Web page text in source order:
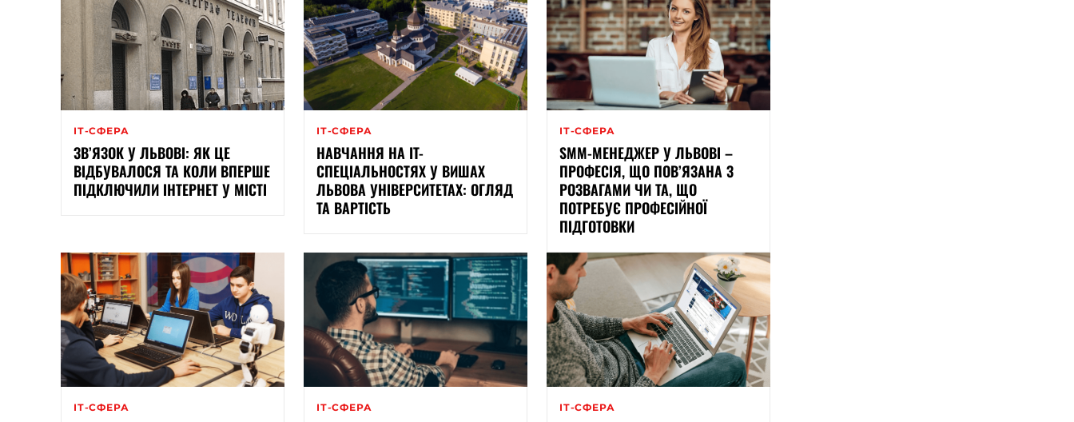
ІТ-СФЕРА
ЗВ’ЯЗОК У ЛЬВОВІ: ЯК ЦЕ
ВІДБУВАЛОСЯ ТА КОЛИ ВПЕРШЕ
ПІДКЛЮЧИЛИ ІНТЕРНЕТ У МІСТІ
ІТ-СФЕРА
НАВЧАННЯ НА IT-
СПЕЦІАЛЬНОСТЯХ У ВИШАХ
ЛЬВОВА УНІВЕРСИТЕТАХ: ОГЛЯД
ТА ВАРТІСТЬ
ІТ-СФЕРА
SMM-МЕНЕДЖЕР У ЛЬВОВІ –
ПРОФЕСІЯ, ЩО ПОВ’ЯЗАНА З
РОЗВАГАМИ ЧИ ТА, ЩО
ПОТРЕБУЄ ПРОФЕСІЙНОЇ
ПІДГОТОВКИ
ІТ-СФЕРА ІТ-СФЕРА ІТ-СФЕРА